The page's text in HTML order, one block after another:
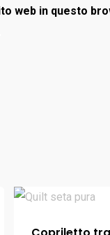
web in questo